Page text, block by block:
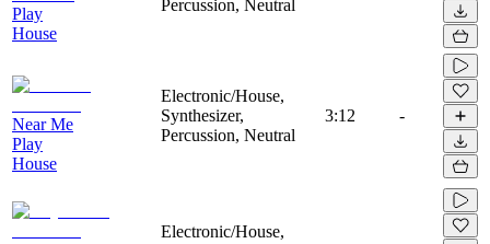
Play
House
Percussion, Neutral
Near Me
Play
House
Electronic/House,
Synthesizer,
Percussion, Neutral
3:12 -
Electronic/House,